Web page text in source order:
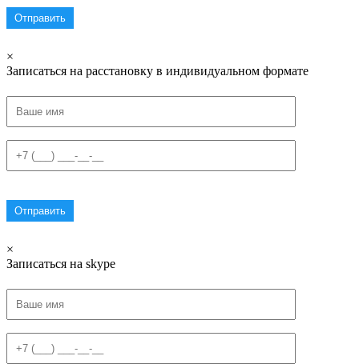
×
Записаться на расстановку в индивидуальном формате
×
Записаться на skype